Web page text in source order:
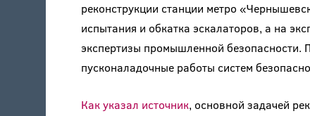
реконструкции станции метро
испытания и обкатка эскалаторов, а на
экспертизы промышленной безопасности.
пусконаладочные работы систем
Как указал источник, основной задачей